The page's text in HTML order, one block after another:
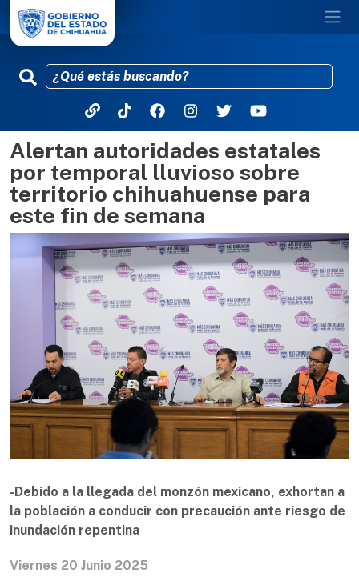
Pasar al contenido principal
Alertan autoridades estatales
por temporal lluvioso sobre
territorio chihuahuense para
este fin de semana
-Debido a la llegada del monzón mexicano, exhortan a
la población a conducir con precaución ante riesgo de
inundación repentina
Viernes 20 Junio 2025